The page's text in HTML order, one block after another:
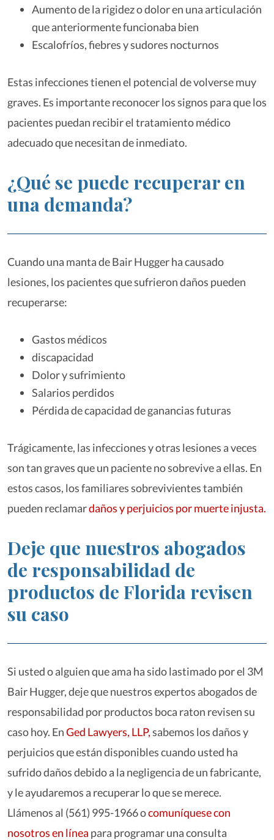
Aumento de la rigidez o dolor en una articulación
que anteriormente funcionaba bien
Escalofríos, fiebres y sudores nocturnos
Estas infecciones tienen el potencial de volverse muy
graves. Es importante reconocer los signos para que los
pacientes puedan recibir el tratamiento médico
adecuado que necesitan de inmediato.
¿Qué se puede recuperar en
una demanda?
Cuando una manta de Bair Hugger ha causado
lesiones, los pacientes que sufrieron daños pueden
recuperarse:
Gastos médicos
discapacidad
Dolor y sufrimiento
Salarios perdidos
Pérdida de capacidad de ganancias futuras
Trágicamente, las infecciones y otras lesiones a veces
son tan graves que un paciente no sobrevive a ellas. En
estos casos, los familiares sobrevivientes también
pueden reclamardaños y perjuicios por muerte injusta.
Deje que nuestros abogados
de responsabilidad de
productos de Florida revisen
su caso
Si usted o alguien que ama ha sido lastimado por el 3M
Bair Hugger, deje que nuestros expertos abogados de
responsabilidad por productos boca raton revisen su
caso hoy. EnGed Lawyers, LLP,sabemos los daños y
perjuicios que están disponibles cuando usted ha
sufrido daños debido a la negligencia de un fabricante,
y le ayudaremos a recuperar lo que se merece.
Llámenos al (561) 995-1966 ocomuníquese con
nosotros en línea para programar una consulta